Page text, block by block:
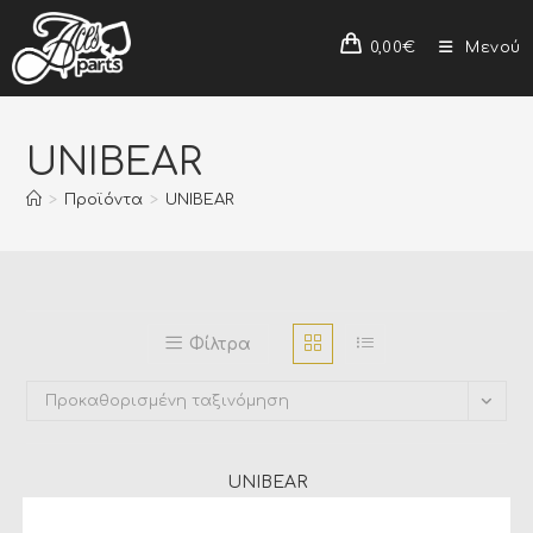
0,00€ Μενού
UNIBEAR
> Προϊόντα > UNIBEAR
Φίλτρα
Προκαθορισμένη ταξινόμηση
UNIBEAR